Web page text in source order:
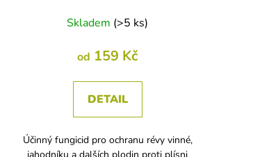
Skladem (>5 ks)
od 159 Kč
DETAIL
Účinný fungicid pro ochranu révy vinné,